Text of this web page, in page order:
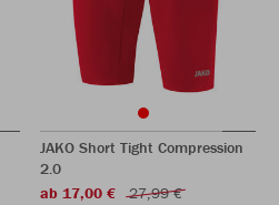
JAKO Short Tight Compression
2.0
ab 17,00 €
27,99 €